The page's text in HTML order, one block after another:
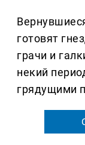
готовят
грачи и
некий
грядущими